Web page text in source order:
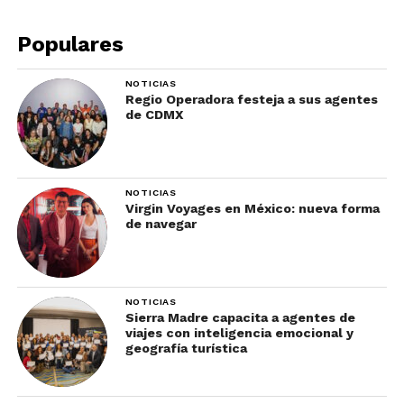
La mejor temporada para viajar a Suiza
depende del tipo de experiencia que
busques. El verano es ideal para lagos,
caminatas, pueblos alpinos, trenes
escénicos y paisajes verdes. Es una
temporada hermosa, pero también muy
demandada en varias zonas.
Populares
NOTICIAS
Regio Operadora festeja a sus agentes
de CDMX
NOTICIAS
Virgin Voyages en México: nueva forma
de navegar
NOTICIAS
Sierra Madre capacita a agentes de
viajes con inteligencia emocional y
geografía turística